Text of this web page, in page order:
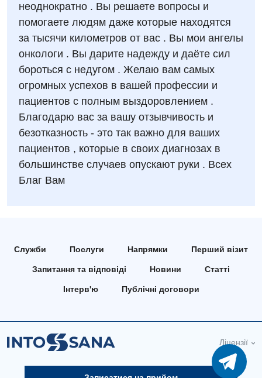
Відео
Комп’ютерна томографія
Магнітно-резонансна томографія
Мамографія
Нейросонографія
Рентгенографія
Для дорослих
Безоплатні послуги
Вакцинація
Відділення кардіосудинної патології та неврології
Відділення інтенсивної терапії
Гінекологічне відділення
Денний стаціонар
Діагностичне відділення
Ендоскопічне відділення
Онкологічне відділлення
Офтальмологічне відділення
Педіатричне відділення
Урологічне відділення
Хірургічне відділення
Швидка медична допомога
Лікування гострого інфаркту
Українська
Російська
неоднократно . Вы решаете вопросы и
помогаете людям даже которые находятся
за тысячи километров от вас . Вы мои ангелы
онкологи . Вы дарите надежду и даёте сил
бороться с недугом . Желаю вам самых
огромных успехов в вашей профессии и
пациентов с полным выздоровлением .
Благодарю вас за вашу отзывчивость и
безотказность - это так важно для ваших
пациентов , которые в своих диагнозах в
большинстве случаев опускают руки . Всех
Благ Вам
Служби Послуги Напрямки Перший візит
Запитання та відповіді Новини Статті
Інтерв'ю Публічні договори
Ліцензії